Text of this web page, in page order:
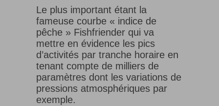
Le plus important étant la
fameuse courbe « indice de
pêche » Fishfriender qui va
mettre en évidence les pics
d’activités par tranche horaire en
tenant compte de milliers de
paramètres dont les variations de
pressions atmosphériques par
exemple.